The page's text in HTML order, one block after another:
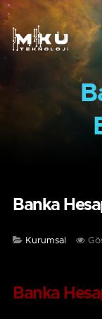
Banka
Kurumsal
Banka